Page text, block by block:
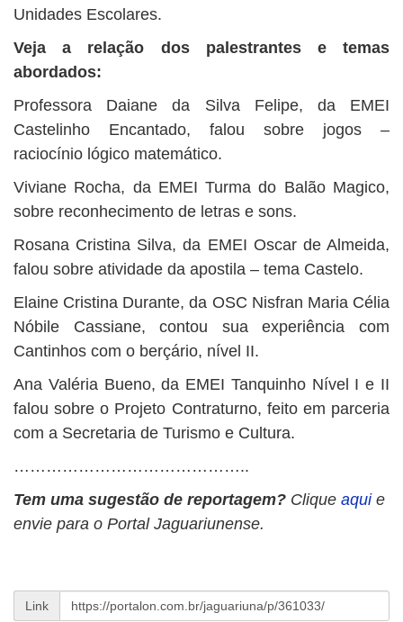
Unidades Escolares.
Veja a relação dos palestrantes e temas
abordados:
Professora Daiane da Silva Felipe, da EMEI
Castelinho Encantado, falou sobre jogos –
raciocínio lógico matemático.
Viviane Rocha, da EMEI Turma do Balão Magico,
sobre reconhecimento de letras e sons.
Rosana Cristina Silva, da EMEI Oscar de Almeida,
falou sobre atividade da apostila – tema Castelo.
Elaine Cristina Durante, da OSC Nisfran Maria Célia
Nóbile Cassiane, contou sua experiência com
Cantinhos com o berçário, nível II.
Ana Valéria Bueno, da EMEI Tanquinho Nível I e II
falou sobre o Projeto Contraturno, feito em parceria
com a Secretaria de Turismo e Cultura.
……………………………………..
Tem uma sugestão de reportagem? Clique aqui e
envie para o Portal Jaguariunense.
Link